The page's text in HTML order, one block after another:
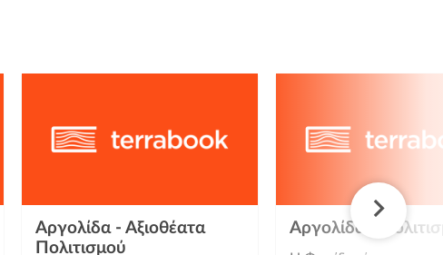
Αργολίδα - Αξιοθέατα
Πολιτισμού
Αργολίδα -